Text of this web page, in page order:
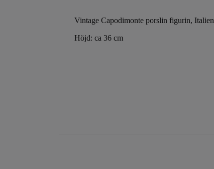
Vintage Capodimonte porslin figurin, Italien
Höjd: ca 36 cm